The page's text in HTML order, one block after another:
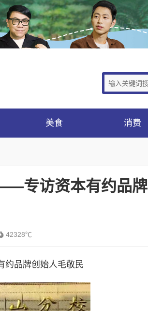
美食 消费
专访资本有约品牌
42328℃
品牌创始人毛敬民